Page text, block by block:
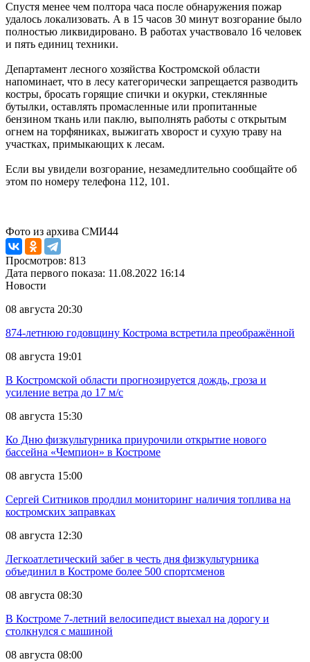
Спустя менее чем полтора часа после обнаружения пожар
удалось локализовать. А в 15 часов 30 минут возгорание было
полностью ликвидировано. В работах участвовало 16 человек
и пять единиц техники.
Департамент лесного хозяйства Костромской области
напоминает, что в лесу категорически запрещается разводить
костры, бросать горящие спички и окурки, стеклянные
бутылки, оставлять промасленные или пропитанные
бензином ткань или паклю, выполнять работы с открытым
огнем на торфяниках, выжигать хворост и сухую траву на
участках, примыкающих к лесам.
Если вы увидели возгорание, незамедлительно сообщайте об
этом по номеру телефона 112, 101.
Фото из архива СМИ44
Просмотров: 813
Дата первого показа: 11.08.2022 16:14
Новости
08 августа 20:30
874-летнюю годовщину Кострома встретила преображённой
08 августа 19:01
В Костромской области прогнозируется дождь, гроза и
усиление ветра до 17 м/с
08 августа 15:30
Ко Дню физкультурника приурочили открытие нового
бассейна «Чемпион» в Костроме
08 августа 15:00
Сергей Ситников продлил мониторинг наличия топлива на
костромских заправках
08 августа 12:30
Легкоатлетический забег в честь дня физкультурника
объединил в Костроме более 500 спортсменов
08 августа 08:30
В Костроме 7-летний велосипедист выехал на дорогу и
столкнулся с машиной
08 августа 08:00